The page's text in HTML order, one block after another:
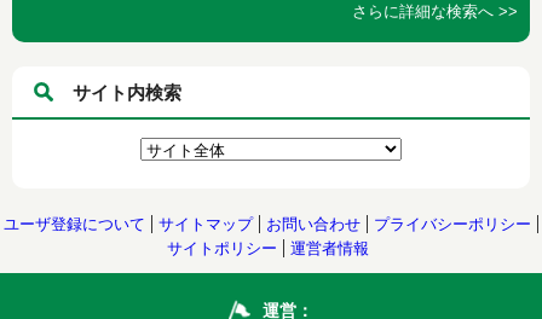
さらに詳細な検索へ >>
サイト内検索
ユーザ登録について サイトマップ お問い合わせ
プライバシーポリシー
サイトポリシー
運営者情報
運営：